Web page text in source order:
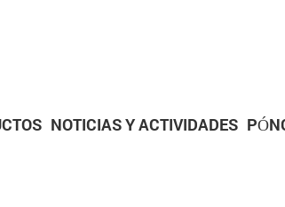
NOTICIAS Y ACTIVIDADES